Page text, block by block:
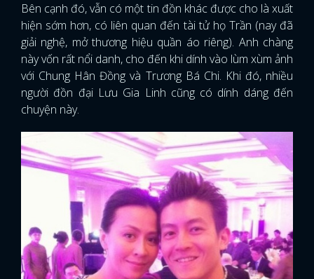
Bên cạnh đó, vẫn có một tin đồn khác được cho là xuất
hiện sớm hơn, có liên quan đến tài tử họ Trần (nay đã
giải nghệ, mở thương hiệu quần áo riêng). Anh chàng
này vốn rất nổi danh, cho đến khi dính vào lùm xùm ảnh
với Chung Hân Đồng và Trương Bá Chi. Khi đó, nhiều
người đồn đại Lưu Gia Linh cũng có dính dáng đến
chuyện này.